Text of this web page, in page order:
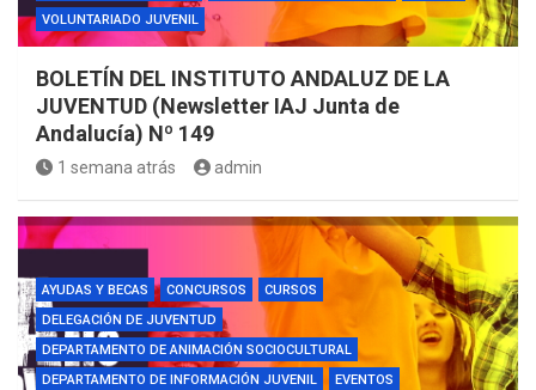
VOLUNTARIADO JUVENIL
BOLETÍN DEL INSTITUTO ANDALUZ DE LA
JUVENTUD (Newsletter IAJ Junta de
Andalucía) Nº 149
1 semana atrás admin
AYUDAS Y BECAS CONCURSOS
CURSOS
DELEGACIÓN DE JUVENTUD
DEPARTAMENTO DE ANIMACIÓN SOCIOCULTURAL
DEPARTAMENTO DE INFORMACIÓN JUVENIL
EVENTOS